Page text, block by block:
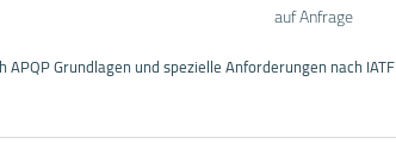
auf Anfrage
Grundlagen und spezielle Anforderungen nach IATF